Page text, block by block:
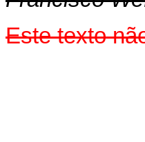
Este texto